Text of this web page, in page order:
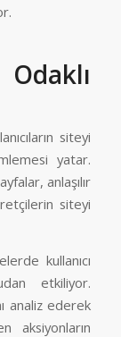
siteyi
yatar.
anlaşılır
siteyi
kullanıcı
etkiliyor.
analiz ederek
aksiyonların